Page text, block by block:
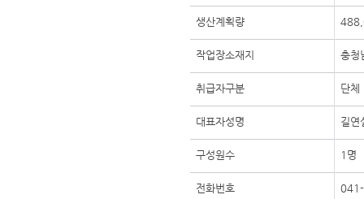
생산계획량
작업장소재지 충청
취급자구분 단체
대표자성명 길연
구성원수 1명
전화번호